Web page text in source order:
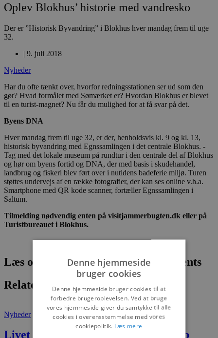
Oplev Blokhus’ historie med vandresko
Der er ”Historisk Byvandring” i Blokhus hver mandag frem til uge
32.
| 9. juli 2018
Nyheder
Har du ofte tænkt over, hvorfor redningsstationen ser ud som den
gør? Hvad formålet med Sømærket er? Hvordan Blokhus er blevet
til en turist-magnet? Nu får du mulighed for at få svar på det.
Byens DNA
Hver mandag frem til uge 32, er der, henholdsvis kl. 9 og kl. 13,
historisk byvandring med Egnssamlingen i det centrale Blokhus. -
Tag med det lokale museum på rundtur i den centrale del af Blokhus
og hør om byens fortid og DNA, der med basis i skudehandel,
landbrug og fiskeri blev ført over i nutidens badeferie miljø. Turen
støttes undervejs af en række fotografier, der kan ses online v.h.a.
Smartphone med QR kode scanner, fortæller Egnssamlingen i
Saltum.
Tilmelding nødvendig enten på visitjammerbugten.dk eller på
Turistbureauet i Blokhus.
Læs om fantastiske oplevelser og events
Relaterede artikler
Nyheder
Livet tog en drejning efter hjertestop
Denne hjemmeside
bruger cookies
Denne hjemmeside bruger cookies til at
forbedre brugeroplevelsen. Ved at bruge
vores hjemmeside giver du samtykke til alle
cookies i overensstemmelse med vores
cookiepolitik. Læs mere